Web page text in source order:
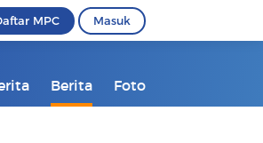
MPC Masuk
Berita Foto